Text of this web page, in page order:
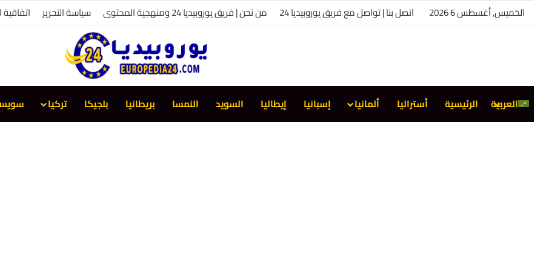
الخميس, أغسطس 6 2026 اتصل بنا | تواصل مع فريق يوروبيديا 24 من نحن | فريق يوروبيديا 24 ومنهجية المحتوى سياسة التحرير
العربية الرئيسية أستراليا ألمانيا إسبانيا إيطاليا السويد النمسا بريطانيا بلجيكا تركيا